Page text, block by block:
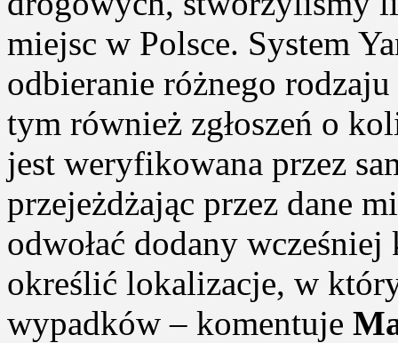
miejsc w Polsce. System
odbieranie różnego
tym również zgłoszeń o
jest weryfikowana przez
przejeżdżając przez dane
odwołać dodany
określić lokalizacje, w
wypadków – komentuje